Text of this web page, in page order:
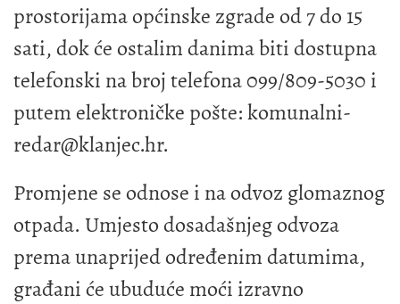
prostorijama općinske zgrade od 7 do 15
sati, dok će ostalim danima biti dostupna
telefonski na broj telefona 099/809-5030 i
putem elektroničke pošte:komunalni-
redar@klanjec.hr.
Promjene se odnose i na odvoz glomaznog
otpada. Umjesto dosadašnjeg odvoza
prema unaprijed određenim datumima,
građani će ubuduće moći izravno